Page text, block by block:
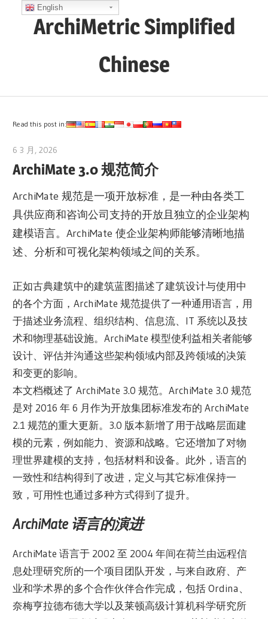
ArchiMetric Simplified
Chinese
Ops,
Agile
and
More
Read this post in:
6 3 月, 2026
ArchiMate 3.0 规范简介
ArchiMate 规范是一项开放标准，是一种由各类工
具供应商和咨询公司支持的开放且独立的企业架构
建模语言。ArchiMate 使企业架构师能够清晰地描
述、分析和可视化架构领域之间的关系。
正如古典建筑中的建筑蓝图描述了建筑设计与使用中
的各个方面，ArchiMate 规范提供了一种通用语言，用
于描述业务流程、组织结构、信息流、IT 系统以及技
术和物理基础设施。ArchiMate 模型使利益相关者能够
设计、评估并沟通这些架构领域内部及跨领域的决策
和变更的影响。
本文档概述了 ArchiMate 3.0 规范。ArchiMate 3.0 规范
是对 2016 年 6 月作为开放集团标准发布的 ArchiMate
2.1 规范的重大更新。3.0 版本新增了用于战略层面建
模的元素，例如能力、资源和战略。它还增加了对物
理世界建模的支持，包括材料和设备。此外，语言的
一致性和结构得到了改进，定义与其它标准保持一
致，可用性也通过多种方式得到了提升。
ArchiMate 语言的演进
ArchiMate 语言于 2002 至 2004 年间在荷兰由远程信
息处理研究所的一个项目团队开发，与来自政府、产
业和学术界的多个合作伙伴合作完成，包括 Ordina、
奈梅亨拉德布德大学以及莱顿高级计算机科学研究所
English